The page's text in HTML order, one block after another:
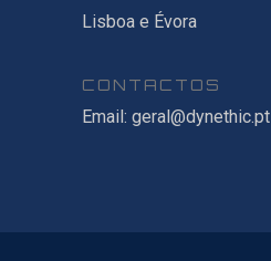
Lisboa e Évora
CONTACTOS
Email: geral@dynethic.pt